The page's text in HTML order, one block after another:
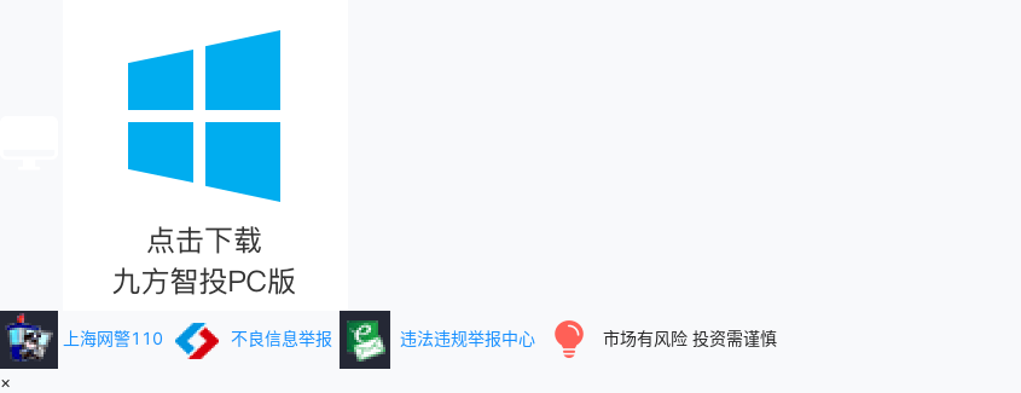
上海网警110 不良信息举报 违法违规举报中心 市场有风险 投资需谨慎
×